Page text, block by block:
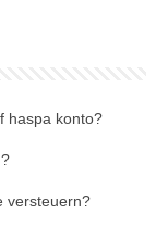
haspa konto?
versteuern?